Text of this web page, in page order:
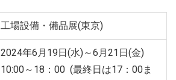
工場設備・備品展(東京)
2024年6月19日(水)～6月21日(金)
10:00～18：00 (最終日は17：00ま